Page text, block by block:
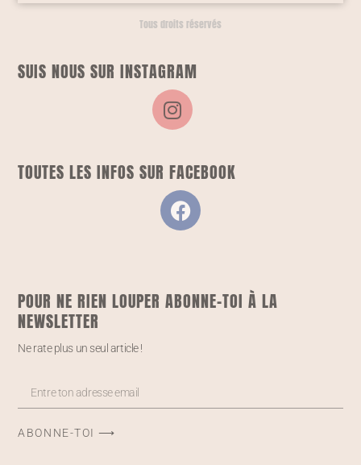
Tous droits réservés
SUIS NOUS SUR INSTAGRAM
TOUTES LES INFOS SUR FACEBOOK
POUR NE RIEN LOUPER ABONNE-TOI À LA
NEWSLETTER
Ne rate plus un seul article !
ABONNE-TOI ⟶